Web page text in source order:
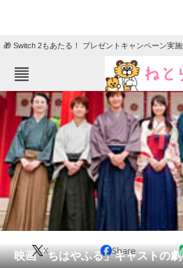
🎁 Switch 2もあたる！ プレゼントキャンペーン実施
ねとらぼメニュー
TOP ニュ
エンタメ クイズ
グルメ 地域
住まい 教育
動物 リサ
会員記事
映画「ちはやふる」キャストの
X Share